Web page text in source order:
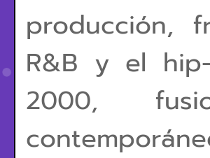
producción,
R&B y el
2000,